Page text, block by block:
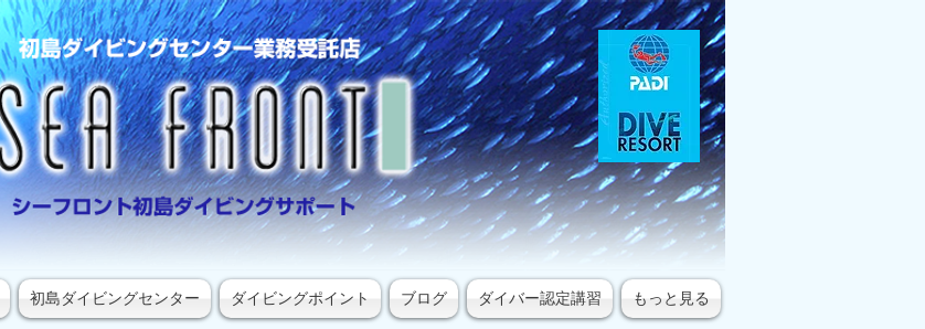
初島ダイビングセンター ダイビングポイント ブログ ダイバー認定講習 もっと見る